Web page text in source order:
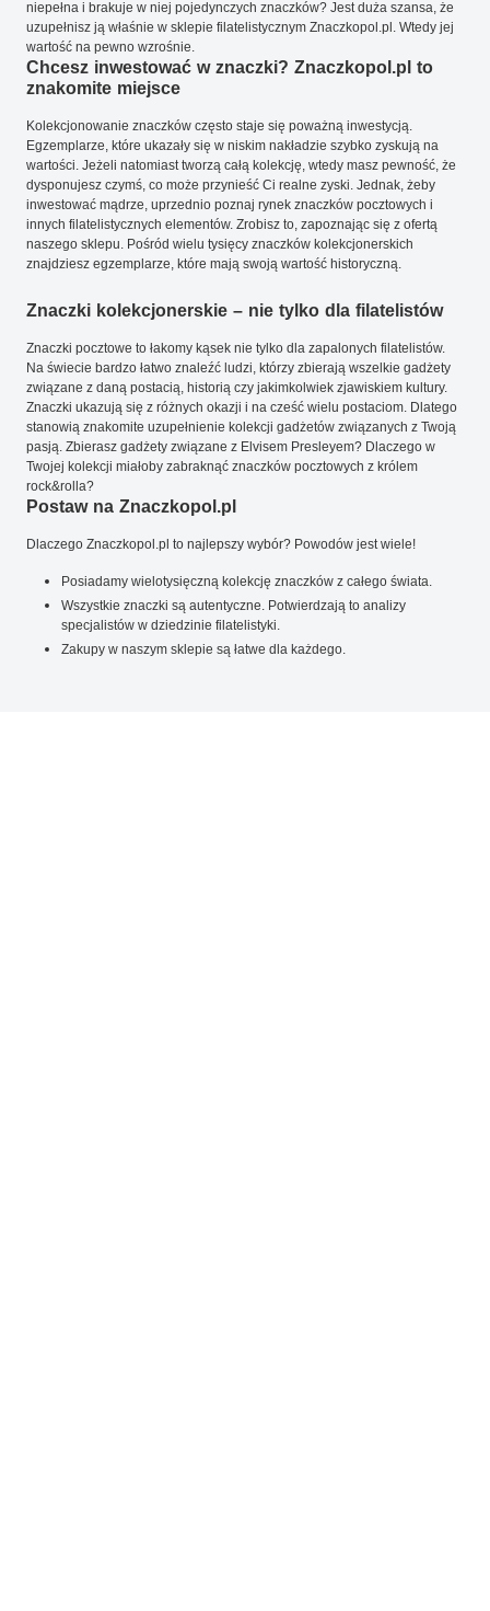
niepełna i brakuje w niej pojedynczych znaczków? Jest duża szansa, że
uzupełnisz ją właśnie w sklepie filatelistycznym Znaczkopol.pl. Wtedy jej
wartość na pewno wzrośnie.
Chcesz inwestować w znaczki? Znaczkopol.pl to
znakomite miejsce
Kolekcjonowanie znaczków często staje się poważną inwestycją.
Egzemplarze, które ukazały się w niskim nakładzie szybko zyskują na
wartości. Jeżeli natomiast tworzą całą kolekcję, wtedy masz pewność, że
dysponujesz czymś, co może przynieść Ci realne zyski. Jednak, żeby
inwestować mądrze, uprzednio poznaj rynek znaczków pocztowych i
innych filatelistycznych elementów. Zrobisz to, zapoznając się z ofertą
naszego sklepu. Pośród wielu tysięcy znaczków kolekcjonerskich
znajdziesz egzemplarze, które mają swoją wartość historyczną.
Znaczki kolekcjonerskie – nie tylko dla filatelistów
Znaczki pocztowe to łakomy kąsek nie tylko dla zapalonych filatelistów.
Na świecie bardzo łatwo znaleźć ludzi, którzy zbierają wszelkie gadżety
związane z daną postacią, historią czy jakimkolwiek zjawiskiem kultury.
Znaczki ukazują się z różnych okazji i na cześć wielu postaciom. Dlatego
stanowią znakomite uzupełnienie kolekcji gadżetów związanych z Twoją
pasją. Zbierasz gadżety związane z Elvisem Presleyem? Dlaczego w
Twojej kolekcji miałoby zabraknąć znaczków pocztowych z królem
rock&rolla?
Postaw na Znaczkopol.pl
Dlaczego Znaczkopol.pl to najlepszy wybór? Powodów jest wiele!
Posiadamy wielotysięczną kolekcję znaczków z całego świata.
Wszystkie znaczki są autentyczne. Potwierdzają to analizy
specjalistów w dziedzinie filatelistyki.
Zakupy w naszym sklepie są łatwe dla każdego.